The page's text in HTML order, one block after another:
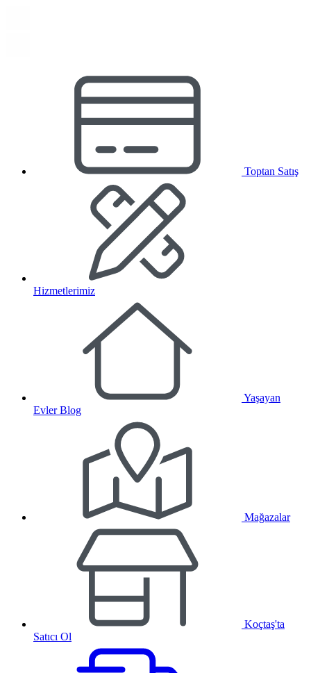
Toptan Satış
Hizmetlerimiz
Yaşayan
Evler Blog
Mağazalar
Koçtaş'ta
Satıcı Ol